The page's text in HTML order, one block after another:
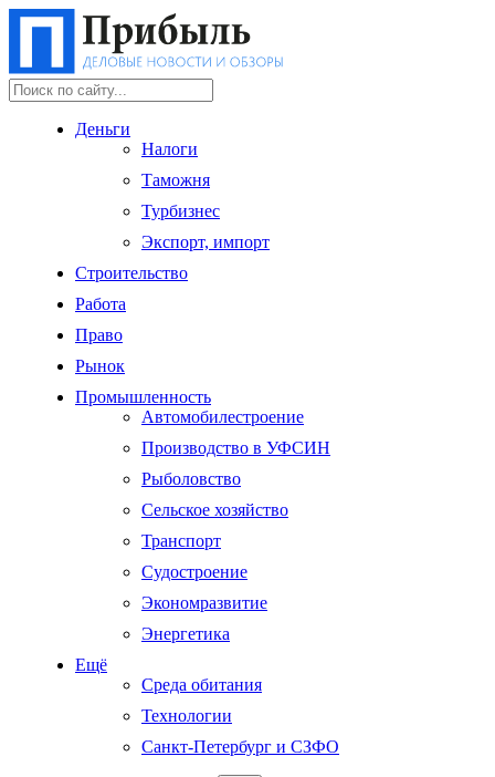
Деньги
Налоги
Таможня
Турбизнес
Экспорт, импорт
Строительство
Работа
Право
Рынок
Промышленность
Автомобилестроение
Производство в УФСИН
Рыболовство
Сельское хозяйство
Транспорт
Судостроение
Экономразвитие
Энергетика
Ещё
Среда обитания
Технологии
Санкт-Петербург и СЗФО